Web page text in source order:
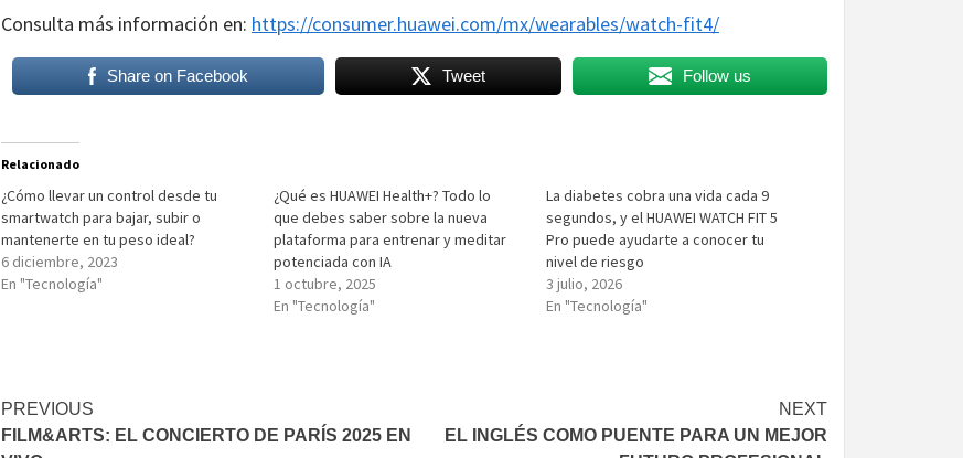
Consulta más información en: https://consumer.huawei.com/mx/wearables/watch-fit4/
Share on Facebook Tweet Follow us
Relacionado
¿Cómo llevar un control desde tu
smartwatch para bajar, subir o
mantenerte en tu peso ideal?
6 diciembre, 2023
En "Tecnología"
¿Qué es HUAWEI Health+? Todo lo
que debes saber sobre la nueva
plataforma para entrenar y meditar
potenciada con IA
1 octubre, 2025
En "Tecnología"
La diabetes cobra una vida cada 9
segundos, y el HUAWEI WATCH FIT 5
Pro puede ayudarte a conocer tu
nivel de riesgo
3 julio, 2026
En "Tecnología"
Post
navigation
PREVIOUS
FILM&ARTS: EL CONCIERTO DE PARÍS 2025 EN
NEXT
EL INGLÉS COMO PUENTE PARA UN MEJOR